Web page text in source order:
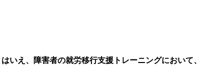
はいえ、障害者の就労移行支援トレーニングにおいて、